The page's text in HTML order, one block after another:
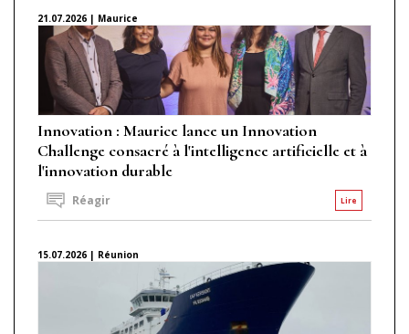
21.07.2026 | Maurice
Innovation : Maurice lance un Innovation
Challenge consacré à l'intelligence artificielle et à
l'innovation durable
Lire
Réagir
15.07.2026 | Réunion